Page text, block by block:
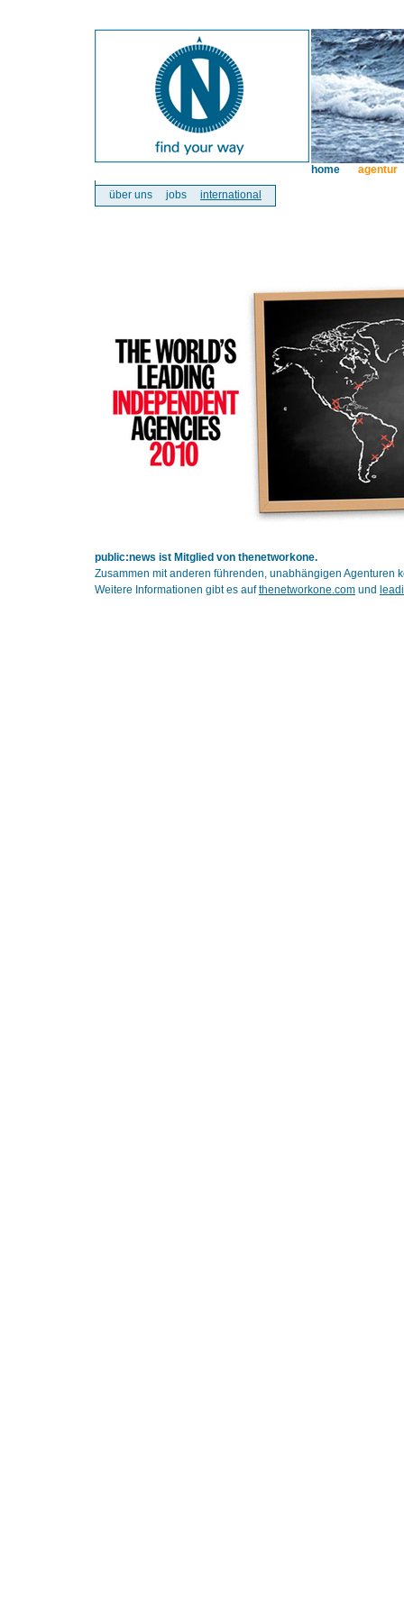
über uns jobs international
home agentur
public:news ist Mitglied von thenetworkone.
Zusammen mit anderen führenden, unabhängigen Agenturen
Weitere Informationen gibt es aufthenetworkone.com und